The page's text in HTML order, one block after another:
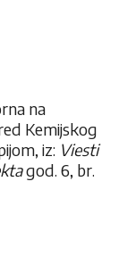
na
Kemijskog
iz: Viesti
god. 6, br.